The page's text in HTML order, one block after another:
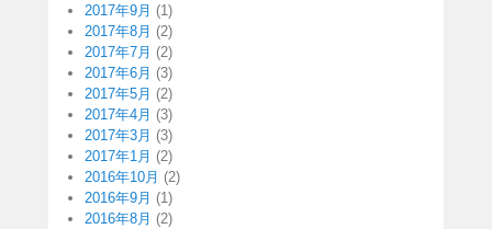
2017年9月 (1)
2017年8月 (2)
2017年7月 (2)
2017年6月 (3)
2017年5月 (2)
2017年4月 (3)
2017年3月 (3)
2017年1月 (2)
2016年10月 (2)
2016年9月 (1)
2016年8月 (2)